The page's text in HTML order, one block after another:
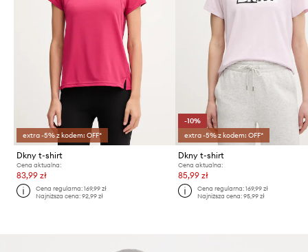
extra -5% z kodem: OFF*
Dkny t-shirt
Cena aktualna:
83,99 zł
Cena regularna:169,99 zł
Najniższa cena:92,99 zł
-10%
extra -5% z kodem: OFF*
Dkny t-shirt
Cena aktualna:
85,99 zł
Cena regularna: 169,99 zł
Najniższa cena: 95,99 zł